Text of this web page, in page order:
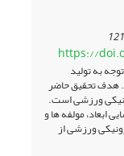
https://
به تولید
هدف تحقیق حاضر
ورزشی است.
ابعاد، مولفه ها و
ورزشی از